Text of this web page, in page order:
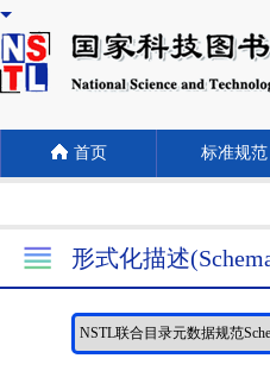
首页 标准规范
形式化描述